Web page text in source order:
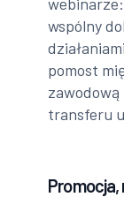
wspólny
pomost
transferu
Promocja,